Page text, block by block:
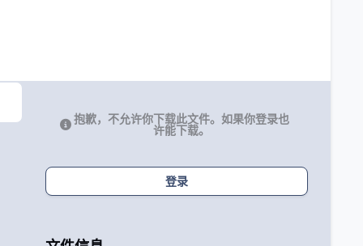
抱歉，不允许你下载此文件。如果你登录也
许能下载。
登录